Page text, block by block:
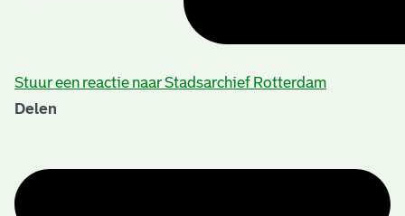
Stuur een reactie naar Stadsarchief Rotterdam
Delen